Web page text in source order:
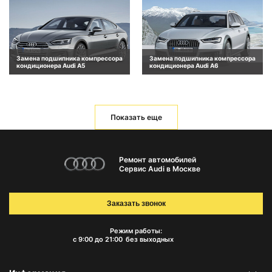
Замена подшипника компрессора
кондиционера Audi A5
Замена подшипника компрессора
кондиционера Audi A6
Показать еще
Ремонт автомобилей
Сервис Audi в Москве
Режим работы:
с 9:00 до 21:00 без выходных
Заказать звонок